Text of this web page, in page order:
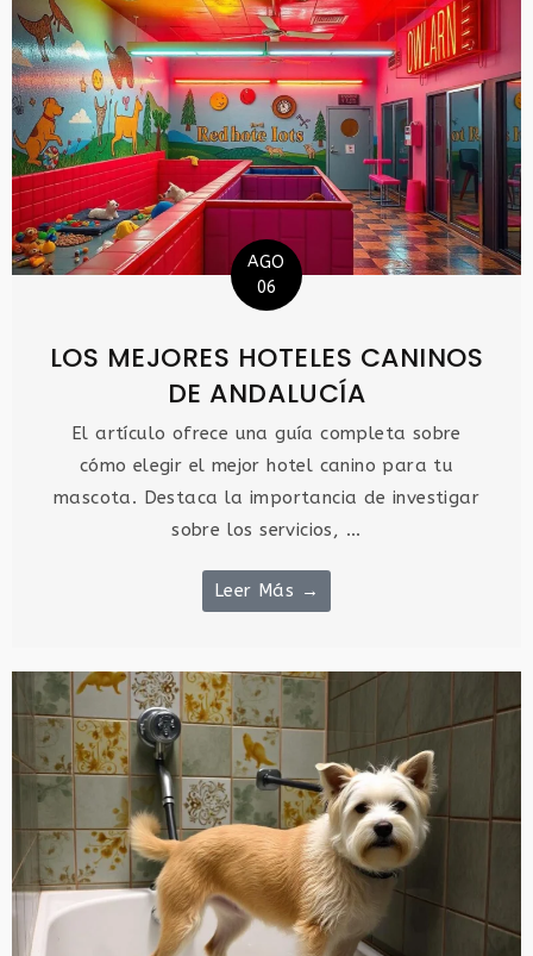
AGO
06
LOS MEJORES HOTELES CANINOS
DE ANDALUCÍA
El artículo ofrece una guía completa sobre
cómo elegir el mejor hotel canino para tu
mascota. Destaca la importancia de investigar
sobre los servicios, ...
Leer Más →